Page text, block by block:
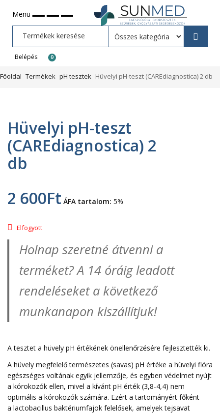
Menü
Belépés 0
Főoldal Termékek pH tesztek Hüvelyi pH-teszt (CAREdiagnostica) 2 db
Hüvelyi pH-teszt
(CAREdiagnostica) 2
db
2 600Ft ÁFA tartalom: 5%
Elfogyott
Holnap szeretné átvenni a
terméket? A 14 óráig leadott
rendeléseket a következő
munkanapon kiszállítjuk!
A tesztet a hüvely pH értékének önellenőrzésére fejlesztették ki.
A hüvely megfelelő természetes (savas) pH értéke a hüvelyi flóra
egészséges voltának egyik jellemzője, és egyben védelmet nyújt
a kórokozók ellen, mivel a kívánt pH érték (3,8-4,4) nem
optimális a kórokozók számára. Ezért a tartományért főként
a lactobacillus baktériumfajok felelősek, amelyek tejsavat